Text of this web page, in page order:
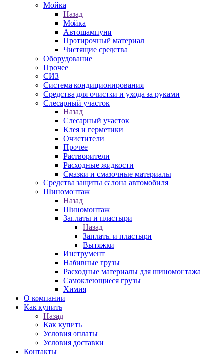
Мойка
Назад
Мойка
Автошампуни
Протирочный материал
Чистящие средства
Оборудование
Прочее
СИЗ
Система кондиционирования
Средства для очистки и ухода за руками
Слесарный участок
Назад
Слесарный участок
Клея и герметики
Очистители
Прочее
Растворители
Расходные жидкости
Смазки и смазочные материалы
Средства защиты салона автомобиля
Шиномонтаж
Назад
Шиномонтаж
Заплаты и пластыри
Назад
Заплаты и пластыри
Вытяжки
Инструмент
Набивные грузы
Расходные материалы для шиномонтажа
Самоклеющиеся грузы
Химия
О компании
Как купить
Назад
Как купить
Условия оплаты
Условия доставки
Контакты